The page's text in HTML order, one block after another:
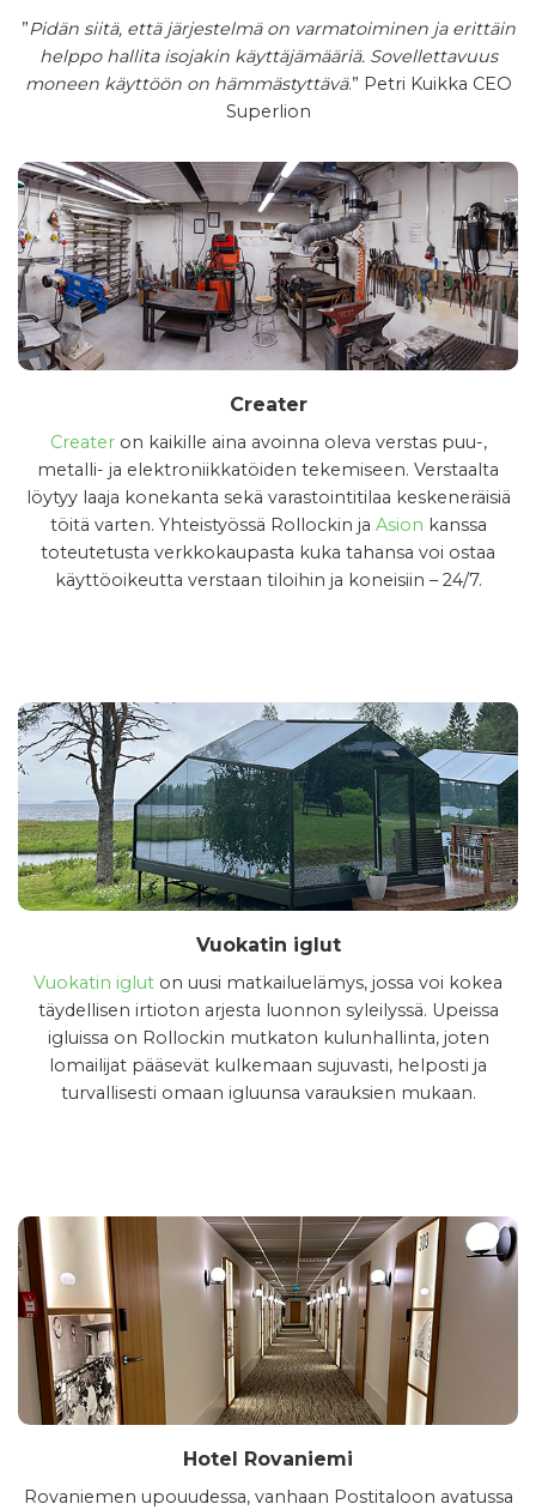
”Pidän siitä, että järjestelmä on varmatoiminen ja erittäin
helppo hallita isojakin käyttäjämääriä. Sovellettavuus
moneen käyttöön on hämmästyttävä.” Petri Kuikka CEO
Superlion
Creater
Creater on kaikille aina avoinna oleva verstas puu-,
metalli- ja elektroniikkatöiden tekemiseen. Verstaalta
löytyy laaja konekanta sekä varastointitilaa keskeneräisiä
töitä varten. Yhteistyössä Rollockin ja Asion kanssa
toteutetusta verkkokaupasta kuka tahansa voi ostaa
käyttöoikeutta verstaan tiloihin ja koneisiin – 24/7.
Vuokatin iglut
Vuokatin iglut on uusi matkailuelämys, jossa voi kokea
täydellisen irtioton arjesta luonnon syleilyssä. Upeissa
igluissa on Rollockin mutkaton kulunhallinta, joten
lomailijat pääsevät kulkemaan sujuvasti, helposti ja
turvallisesti omaan igluunsa varauksien mukaan.
Hotel Rovaniemi
Rovaniemen upouudessa, vanhaan Postitaloon avatussa